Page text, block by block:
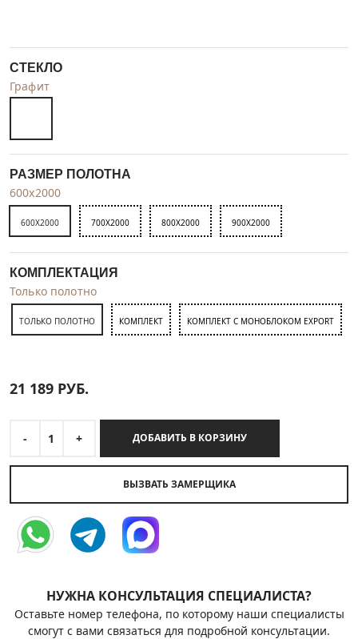
СТЕКЛО
Графит
РАЗМЕР ПОЛОТНА
600x2000
600X2000 700X2000 800X2000 900X2000
КОМПЛЕКТАЦИЯ
Только полотно
ТОЛЬКО ПОЛОТНО КОМПЛЕКТ КОМПЛЕКТ С МОНОБЛОКОМ EXPORT
21 189 РУБ.
- 1 + ДОБАВИТЬ В КОРЗИНУ
ВЫЗВАТЬ ЗАМЕРЩИКА
НУЖНА КОНСУЛЬТАЦИЯ СПЕЦИАЛИСТА?
Оставьте номер телефона, по которому наши специалисты
смогут с вами связаться для подробной консультации.